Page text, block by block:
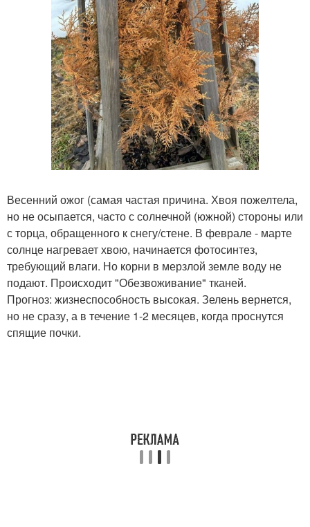
Весенний ожог (самая частая причина. Хвоя пожелтела,
но не осыпается, часто с солнечной (южной) стороны или
с торца, обращенного к снегу/стене. В феврале - марте
солнце нагревает хвою, начинается фотосинтез,
требующий влаги. Но корни в мерзлой земле воду не
подают. Происходит "Обезвоживание" тканей.
Прогноз: жизнеспособность высокая. Зелень вернется,
но не сразу, а в течение 1-2 месяцев, когда проснутся
спящие почки.